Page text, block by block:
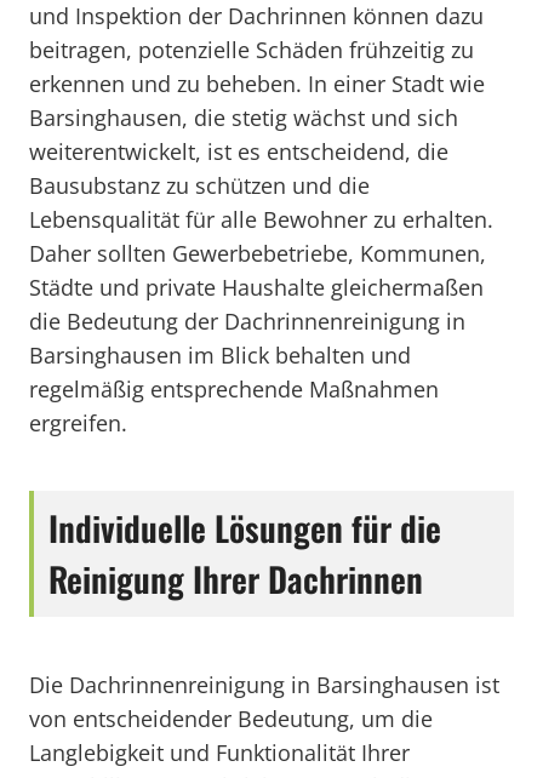
und Inspektion der Dachrinnen können dazu
beitragen, potenzielle Schäden frühzeitig zu
erkennen und zu beheben. In einer Stadt wie
Barsinghausen, die stetig wächst und sich
weiterentwickelt, ist es entscheidend, die
Bausubstanz zu schützen und die
Lebensqualität für alle Bewohner zu erhalten.
Daher sollten Gewerbebetriebe, Kommunen,
Städte und private Haushalte gleichermaßen
die Bedeutung der Dachrinnenreinigung in
Barsinghausen im Blick behalten und
regelmäßig entsprechende Maßnahmen
ergreifen.
Individuelle Lösungen für die
Reinigung Ihrer Dachrinnen
Die Dachrinnenreinigung in Barsinghausen ist
von entscheidender Bedeutung, um die
Langlebigkeit und Funktionalität Ihrer